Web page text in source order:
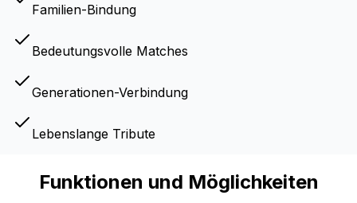
Familien-Bindung
Bedeutungsvolle Matches
Generationen-Verbindung
Lebenslange Tribute
Funktionen und Möglichkeiten